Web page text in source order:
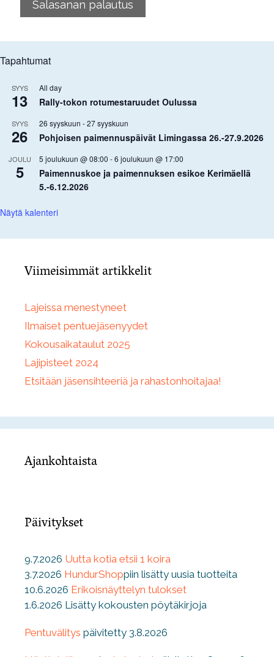
Salasanan palautus
Tapahtumat
SYYS
13
All day
Rally-tokon rotumestaruudet Oulussa
SYYS
26
26 syyskuun -27 syyskuun
Pohjoisen paimennuspäivät Limingassa 26.-27.9.2026
JOULU
5
5 joulukuun @ 08:00 -6 joulukuun @ 17:00
Paimennuskoe ja paimennuksen esikoe Kerimäellä
5.-6.12.2026
Näytä kalenteri
Viimeisimmät artikkelit
Lajeissa menestyneet
Ilmaiset pentuejäsenyydet
Kokousaikataulut 2025
Lajipisteet 2024
Etsitään jäsensihteeriä ja rahastonhoitajaa!
Ajankohtaista
Päivitykset
9.7.2026 Uutta kotia etsii 1 koira
3.7.2026 HundurShoppiin lisätty uusia tuotteita
10.6.2026 Erikoisnäyttelyn tulokset
1.6.2026 Lisätty kokousten pöytäkirjoja
Pentuvälitys päivitetty 3.8.2026